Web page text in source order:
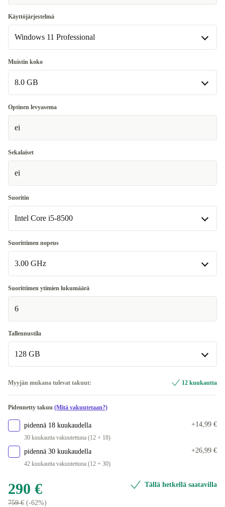
Intel UHD Graphics 630
Käyttöjärjestelmä
Windows 11 Professional
Windows 11 Professional
Saatavilla muissa konfiguraatioissa
Windows 11 Home
Muistin koko
8.0 GB
8.0 GB
16.0 GB
Optinen levyasema
ei
Sekalaiset
ei
Suoritin
Intel Core i5-8500
Intel Core i5-8500
Saatavilla muissa konfiguraatioissa
Intel Core i5-8400
Suorittimen nopeus
3.00 GHz
3.00 GHz
Saatavilla muissa konfiguraatioissa
2.80 GHz
Suorittimen ytimien lukumäärä
6
Tallennustila
128 GB
512 GB +20 €
1000 GB +70 €
Myyjän mukana tulevat takuut: 12 kuukautta
Pidennetty takuu (Mitä vakuutetaan?)
pidennä 18 kuukaudella
30 kuukautta vakuutettuna (12 + 18)
+14,99 €
pidennä 30 kuukaudella
42 kuukautta vakuutettuna (12 + 30)
+26,99 €
290 €
759 € (-62%)
Tällä hetkellä saatavilla